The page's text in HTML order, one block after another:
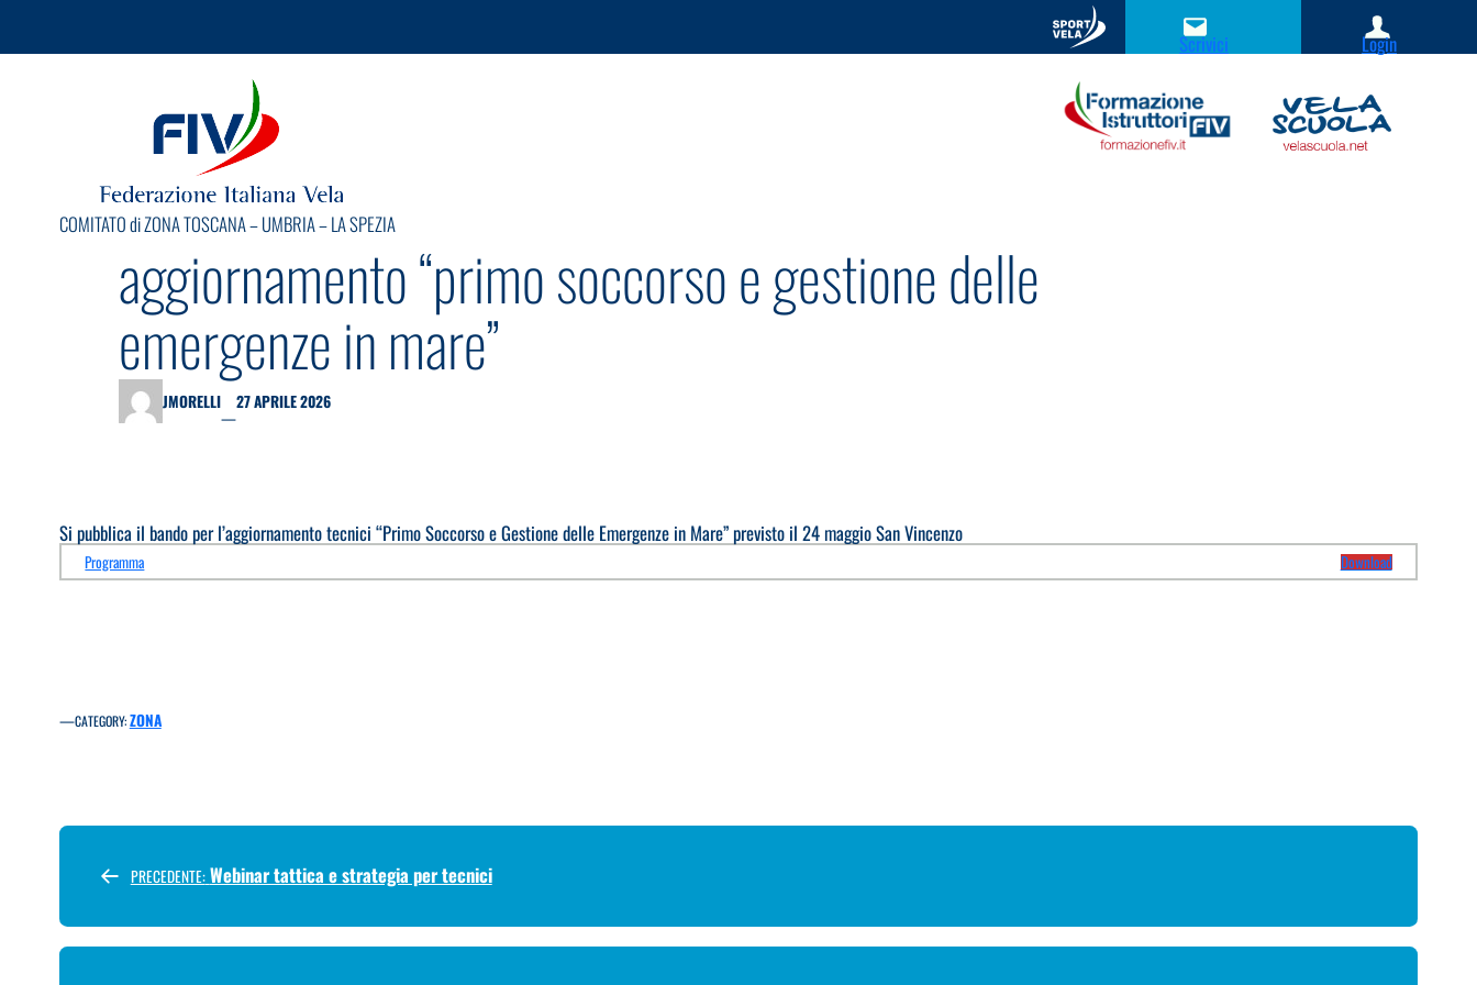
Scrivici
Login
COMITATO di ZONA TOSCANA – UMBRIA – LA SPEZIA
aggiornamento “primo soccorso e gestione delle
emergenze in mare”
JMORELLI
—
27 APRILE 2026
Si pubblica il bando per l’aggiornamento tecnici “Primo Soccorso e Gestione delle Emergenze in Mare” previsto il 24 maggio San Vincenzo
Programma Download
—CATEGORY:ZONA
PRECEDENTE: Webinar tattica e strategia per tecnici